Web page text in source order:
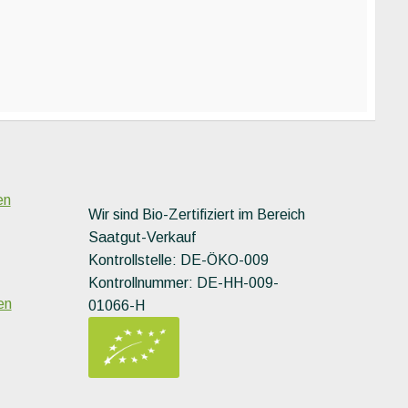
Produktseite
gewählt
werden
Wir sind Bio-Zertifiziert im Bereich
Saatgut-Verkauf
Kontrollstelle: DE-ÖKO-009
Kontrollnummer: DE-HH-009-
01066-H